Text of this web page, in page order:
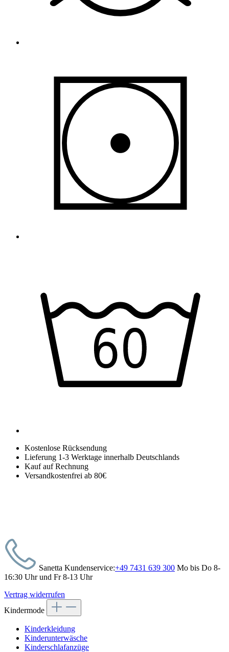
Kostenlose Rücksendung
Lieferung 1-3 Werktage innerhalb Deutschlands
Kauf auf Rechnung
Versandkostenfrei ab 80€
Sanetta Kundenservice:+49 7431 639 300 Mo bis Do 8-
16:30 Uhr und Fr 8-13 Uhr
Vertrag widerrufen
Kindermode
Kinderkleidung
Kinderunterwäsche
Kinderschlafanzüge